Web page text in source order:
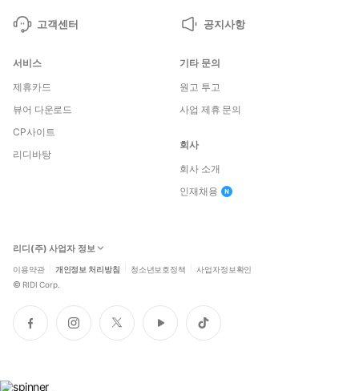
고객센터 공지사항
서비스
제휴카드
뷰어 다운로드
CP사이트
리디바탕
기타 문의
원고 투고
사업 제휴 문의
회사
회사 소개
인재채용
리디(주) 사업자 정보
이용약관 개인정보 처리방침 청소년보호정책 사업자정보확인
© RIDI Corp.
페
이
인
스
트
위
유
튜
틱
톡